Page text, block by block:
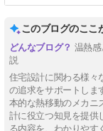
このブログのここ
温熱
説
住宅設計に関わる様々
の追求をサポートしま
本的な熱移動のメカニ
計に役立つ知見を提供
る内容を、わかりやす